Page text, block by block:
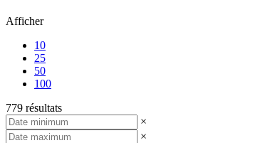
Afficher
10
25
50
100
779 résultats
×
×